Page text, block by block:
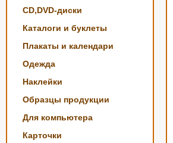
CD,DVD-диски
Каталоги и буклеты
Плакаты и календари
Одежда
Наклейки
Образцы продукции
Для компьютера
Карточки